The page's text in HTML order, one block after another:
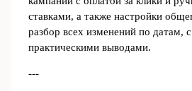
ставками, а также настройки
разбор всех изменений по датам,
практическими выводами.
---